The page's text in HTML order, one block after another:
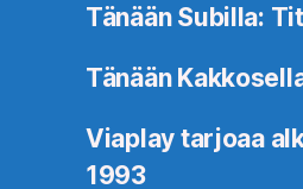
Tänään Subilla:
Tänään
Viaplay tarjoaa
1993